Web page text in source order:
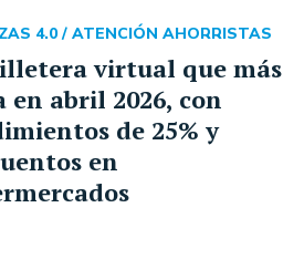
virtual que más
en abril 2026, con
de 25% y
en
4.0 / ATENCIÓN AHORRISTAS